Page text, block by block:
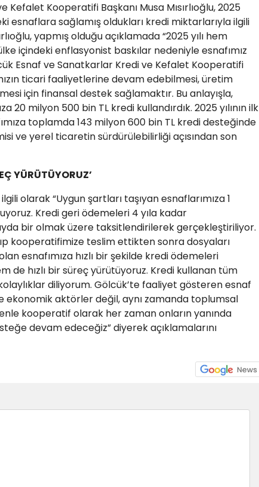
Kooperatifi Başkanı Musa Mısırlıoğlu, 2025
esnaflara sağlamış oldukları kredi miktarlarıyla ilgili
yapmış olduğu açıklamada “2025 yılı hem
içindeki enflasyonist baskılar nedeniyle esnafımız
Esnaf ve Sanatkarlar Kredi ve Kefalet Kooperatifi
ticari faaliyetlerine devam edebilmesi, üretim
için finansal destek sağlamaktır. Bu anlayışla,
20 milyon 500 bin TL kredi kullandırdık. 2025 yılının ilk
toplamda 143 milyon 600 bin TL kredi desteğinde
ve yerel ticaretin sürdürülebilirliği açısından son
YÜRÜTÜYORUZ’
olarak “Uygun şartları taşıyan esnaflarımıza 1
Kredi geri ödemeleri 4 yıla kadar
bir olmak üzere taksitlendirilerek gerçekleştiriliyor.
kooperatifimize teslim ettikten sonra dosyaları
esnafımıza hızlı bir şekilde kredi ödemeleri
de hızlı bir süreç yürütüyoruz. Kredi kullanan tüm
diliyorum. Gölcük’te faaliyet gösteren esnaf
ekonomik aktörler değil, aynı zamanda toplumsal
kooperatif olarak her zaman onların yanında
devam edeceğiz” diyerek açıklamalarını